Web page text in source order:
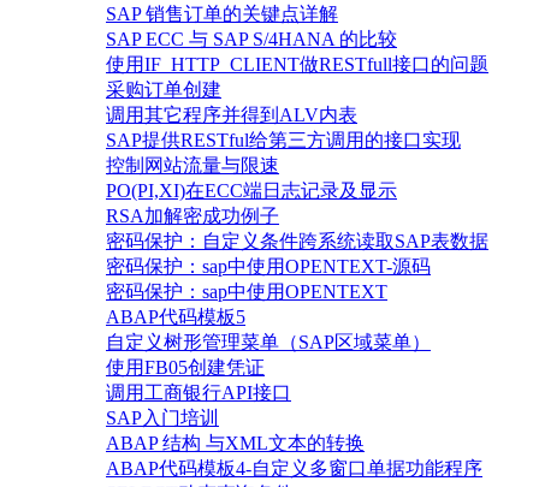
SAP 销售订单的关键点详解
SAP ECC 与 SAP S/4HANA 的比较
使用IF_HTTP_CLIENT做RESTfull接口的问题
采购订单创建
调用其它程序并得到ALV内表
SAP提供RESTful给第三方调用的接口实现
控制网站流量与限速
PO(PI,XI)在ECC端日志记录及显示
RSA加解密成功例子
密码保护：自定义条件跨系统读取SAP表数据
密码保护：sap中使用OPENTEXT-源码
密码保护：sap中使用OPENTEXT
ABAP代码模板5
自定义树形管理菜单（SAP区域菜单）
使用FB05创建凭证
调用工商银行API接口
SAP入门培训
ABAP 结构 与XML文本的转换
ABAP代码模板4-自定义多窗口单据功能程序